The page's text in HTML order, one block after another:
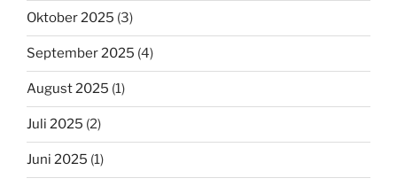
Oktober 2025 (3)
September 2025 (4)
August 2025 (1)
Juli 2025 (2)
Juni 2025 (1)